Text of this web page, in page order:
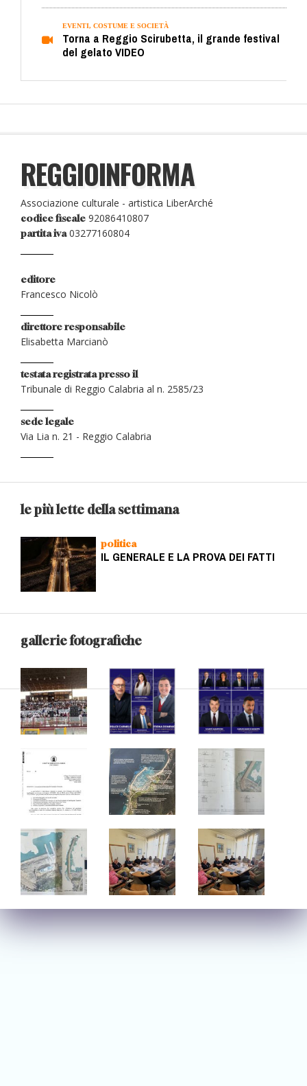
EVENTI, COSTUME E SOCIETÀ
Torna a Reggio Scirubetta, il grande festival
del gelato VIDEO
REGGIOINFORMA
Associazione culturale - artistica LiberArché
codice fiscale 92086410807
partita iva03277160804
editore
Francesco Nicolò
direttore responsabile
Elisabetta Marcianò
testata registrata presso il
Tribunale di Reggio Calabria al n. 2585/23
sede legale
Via Lia n. 21 - Reggio Calabria
le più lette della settimana
politica
IL GENERALE E LA PROVA DEI FATTI
gallerie fotografiche